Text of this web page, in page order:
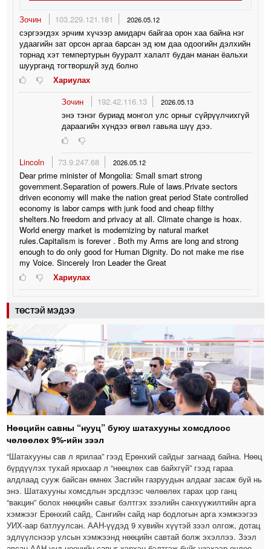
Зочин 103.229.121.181 2026.05.12
сэргээгдэх эрчим хүчээр амидарч байгаа орон хаа байна нэг
удаагийн зат орсон аргаа барсан эд юм даа одоогийн дэлхийн
торнад хэт темпертурын бууралт халалт будан манан ёальхи
шуурганд тогтворшүй зуд болно
Хариулах
Зочин
192.42.116.13 2026.05.13
энэ тэнэг буриад монгол улс орныг сүйрүүлчихгүй
дараагийн хүндээ өгвөл гавьяа шүү дээ.
Lincoln 73.9.247.68 2026.05.12
Dear prime minister of Mongolia: Small smart strong
government.Separation of powers.Rule of laws.Private sectors
driven economy will make the nation great period State controlled
economy is labor camps with junk food and cheap filthy
shelters.No freedom and privacy at all. Climate change is hoax.
World energy market is modernizing by natural market
rules.Capitalism is forever . Both my Arms are long and strong
enough to do only good for Human Dignity. Do not make me rise
my Voice. Sincerely Iron Leader the Great
Хариулах
ТӨСТЭЙ МЭДЭЭ
Нөөцийн савны “нууц” буюу шатахууны хомсдлоос
чөлөөлөх 9%-ийн зээл
“Шатахууны сав л ярилаа” гээд Ерөнхий сайдыг загнаад байна. Нөөц
бүрдүүлэх тухай ярихаар л “нөөцлөх сав байхгүй” гээд гараа
алдлаад сууж байсан өмнөх Засгийн газруудын алдааг засаж буй нь
энэ. Шатахууны хомсдлын эрсдлээс чөлөөлөх гарах цор ганц
“вакцин” болох нөөцийн савыг бэлтгэх зээлийн санхүүжилтийн арга
хэмжээг Ерөнхий сайд, Сангийн сайд нар бодлогын арга хэмжээгээ
УИХ-аар батлуулсан. ААН-үүдэд 9 хувийн хүүтэй зээл олгож, дотац
эдлүүлснээр улсын хэмжээнд нөөцийн савтай болж эхэллээ. Зээл